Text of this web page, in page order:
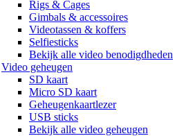
Rigs & Cages
Gimbals & accessoires
Videotassen & koffers
Selfiesticks
Bekijk alle video benodigdheden
Video geheugen
SD kaart
Micro SD kaart
Geheugenkaartlezer
USB sticks
Bekijk alle video geheugen